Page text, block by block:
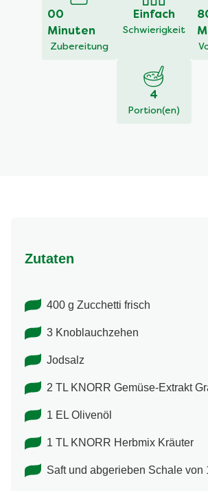
00
Minuten
Zubereitung
Einfach
Schwierigkeit
4
Portion(en)
Zutaten
400 g Zucchetti frisch
3 Knoblauchzehen
Jodsalz
2 TL KNORR Gemüse-Extrakt
1 EL Olivenöl
1 TL KNORR Herbmix Kräuter
Saft und abgerieben Schale von